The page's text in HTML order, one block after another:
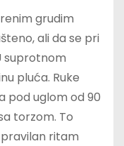
grudim
ali da se pri
suprotnom
pluća. Ruke
pod uglom od 90
torzom. To
ritam